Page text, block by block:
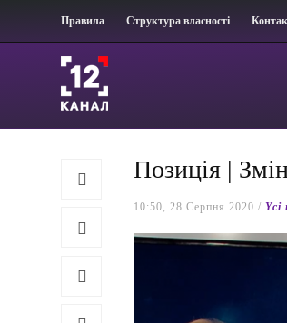
Правила Структура власності
Позиція |
10:50, 28 Серпня 2020 /